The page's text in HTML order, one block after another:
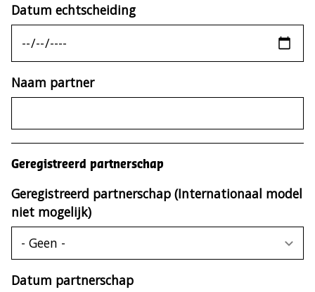
Datum echtscheiding
Naam partner
Geregistreerd partnerschap
Geregistreerd partnerschap (Internationaal model
niet mogelijk)
Datum partnerschap